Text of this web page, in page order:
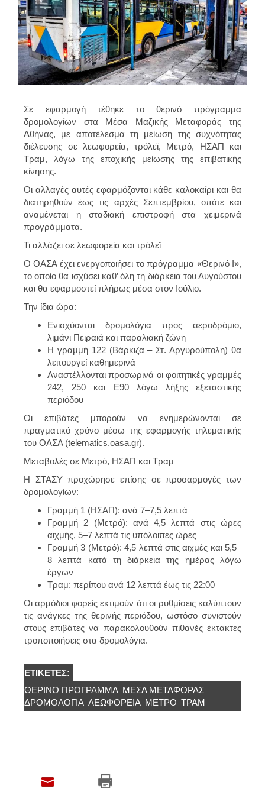
Σε εφαρμογή τέθηκε το θερινό πρόγραμμα
δρομολογίων στα Μέσα Μαζικής Μεταφοράς της
Αθήνας, με αποτέλεσμα τη μείωση της συχνότητας
διέλευσης σε λεωφορεία, τρόλεϊ, Μετρό, ΗΣΑΠ και
Τραμ, λόγω της εποχικής μείωσης της επιβατικής
κίνησης.
Οι αλλαγές αυτές εφαρμόζονται κάθε καλοκαίρι και θα
διατηρηθούν έως τις αρχές Σεπτεμβρίου, οπότε και
αναμένεται η σταδιακή επιστροφή στα χειμερινά
προγράμματα.
Τι αλλάζει σε λεωφορεία και τρόλεϊ
Ο ΟΑΣΑ έχει ενεργοποιήσει το πρόγραμμα «Θερινό Ι»,
το οποίο θα ισχύσει καθ’ όλη τη διάρκεια του Αυγούστου
και θα εφαρμοστεί πλήρως μέσα στον Ιούλιο.
Την ίδια ώρα:
Ενισχύονται δρομολόγια προς αεροδρόμιο,
λιμάνι Πειραιά και παραλιακή ζώνη
Η γραμμή 122 (Βάρκιζα – Στ. Αργυρούπολη) θα
λειτουργεί καθημερινά
Αναστέλλονται προσωρινά οι φοιτητικές γραμμές
242, 250 και Ε90 λόγω λήξης εξεταστικής
περιόδου
Οι επιβάτες μπορούν να ενημερώνονται σε
πραγματικό χρόνο μέσω της εφαρμογής τηλεματικής
του ΟΑΣΑ (telematics.oasa.gr).
Μεταβολές σε Μετρό, ΗΣΑΠ και Τραμ
Η ΣΤΑΣΥ προχώρησε επίσης σε προσαρμογές των
δρομολογίων:
Γραμμή 1 (ΗΣΑΠ): ανά 7–7,5 λεπτά
Γραμμή 2 (Μετρό): ανά 4,5 λεπτά στις ώρες
αιχμής, 5–7 λεπτά τις υπόλοιπες ώρες
Γραμμή 3 (Μετρό): 4,5 λεπτά στις αιχμές και 5,5–
8 λεπτά κατά τη διάρκεια της ημέρας λόγω
έργων
Τραμ: περίπου ανά 12 λεπτά έως τις 22:00
Οι αρμόδιοι φορείς εκτιμούν ότι οι ρυθμίσεις καλύπτουν
τις ανάγκες της θερινής περιόδου, ωστόσο συνιστούν
στους επιβάτες να παρακολουθούν πιθανές έκτακτες
τροποποιήσεις στα δρομολόγια.
ΕΤΙΚΈΤΕΣ:
ΘΕΡΙΝΌ ΠΡΌΓΡΑΜΜΑ ΜΈΣΑ ΜΕΤΑΦΟΡΆΣ
ΔΡΟΜΟΛΟΓΙΑ ΛΕΩΦΟΡΕΊΑ ΜΕΤΡΌ ΤΡΑΜ